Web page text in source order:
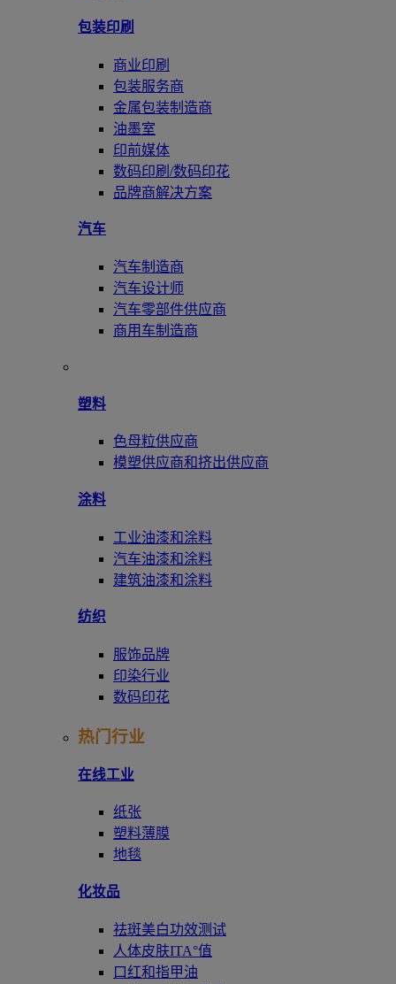
包装印刷
商业印刷
包装服务商
金属包装制造商
油墨室
印前媒体
数码印刷/数码印花
品牌商解决方案
汽车
汽车制造商
汽车设计师
汽车零部件供应商
商用车制造商
塑料
色母粒供应商
模塑供应商和挤出供应商
涂料
工业油漆和涂料
汽车油漆和涂料
建筑油漆和涂料
纺织
服饰品牌
印染行业
数码印花
热门行业
在线工业
纸张
塑料薄膜
地毯
化妆品
祛斑美白功效测试
人体皮肤ITA°值
口红和指甲油